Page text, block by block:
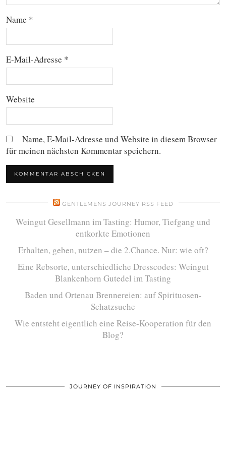
Name *
E-Mail-Adresse *
Website
Name, E-Mail-Adresse und Website in diesem Browser
für meinen nächsten Kommentar speichern.
GENTLEMENS JOURNEY RSS FEED
Weingut Gesellmann im Tasting: Humor, Tiefgang und
entkorkte Emotionen
Erhalten, geben, nutzen – die 2.Chance. Nur: wie oft?
Eine Rebsorte, unterschiedliche Dresscodes: Weingut
Blankenhorn Gutedel im Tasting
Baden und Ortenau Brennereien: auf Spirituosen-
Schatzsuche
Wie entsteht eigentlich eine Reise-Kooperation für den
Blog?
JOURNEY OF INSPIRATION